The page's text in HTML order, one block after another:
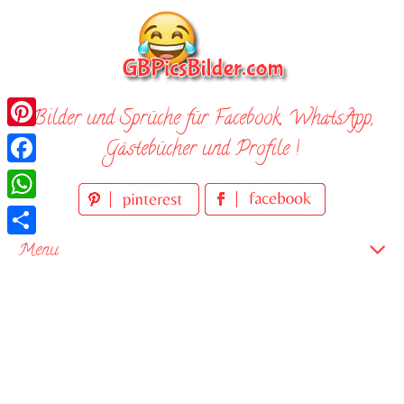
Bilder und Sprüche für Facebook, WhatsApp,
Gästebücher und Profile !
Menu
Pinterest
Facebook
WhatsApp
Teilen